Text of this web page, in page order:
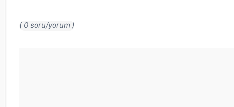
( 0 soru/yorum )